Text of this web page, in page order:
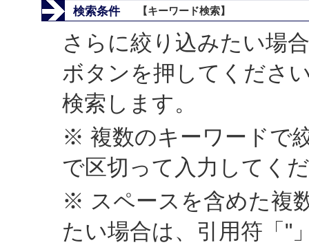
検索条件 【キーワード検索】
さらに絞り込みたい場
ボタンを押してくださ
検索します。
※ 複数のキーワードで
で区切って入力してく
※ スペースを含めた複
たい場合は、引用符「"